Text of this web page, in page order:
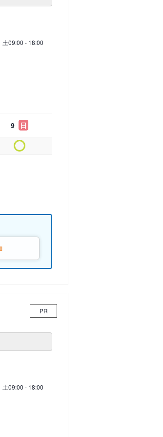
土09:00 - 18:00
9 日
PR
土09:00 - 18:00